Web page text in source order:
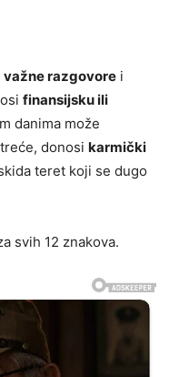
važne razgovore i
finansijsku ili
danima može
donosi karmički
teret koji se dugo
svih 12 znakova.